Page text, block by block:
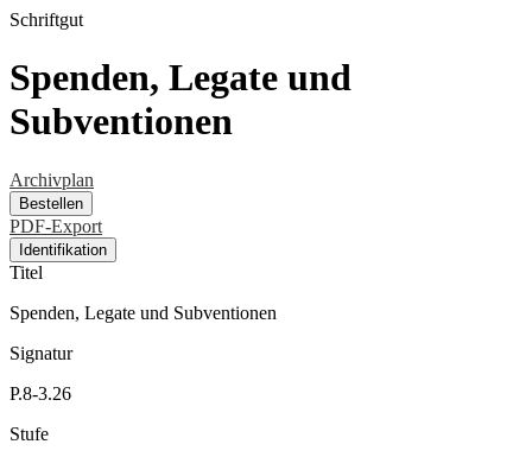
Schriftgut
Spenden, Legate und
Subventionen
Archivplan
Bestellen
PDF-Export
Identifikation
Titel
Spenden, Legate und Subventionen
Signatur
P.8-3.26
Stufe